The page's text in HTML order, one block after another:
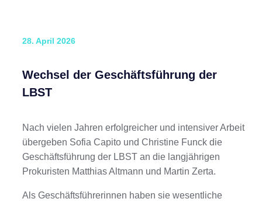
28. April 2026
Wechsel der Geschäftsführung der
LBST
Nach vielen Jahren erfolgreicher und intensiver Arbeit
übergeben Sofia Capito und Christine Funck die
Geschäftsführung der LBST an die langjährigen
Prokuristen Matthias Altmann und Martin Zerta.
Als Geschäftsführerinnen haben sie wesentliche